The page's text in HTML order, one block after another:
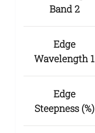
Band 2
Edge
Wavelength 1
Edge
Steepness (%)